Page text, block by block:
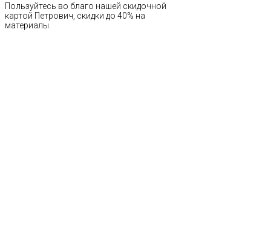
Пользуйтесь во благо нашей скидочной
картой Петрович, скидки до 40% на
материалы.